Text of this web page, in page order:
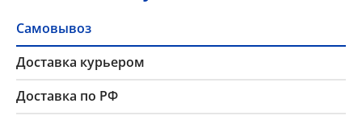
Самовывоз
Доставка курьером
Доставка по РФ